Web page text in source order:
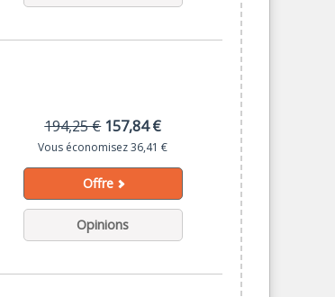
194,25 € 157,84 €
Vous économisez 36,41 €
Offre
Opinions